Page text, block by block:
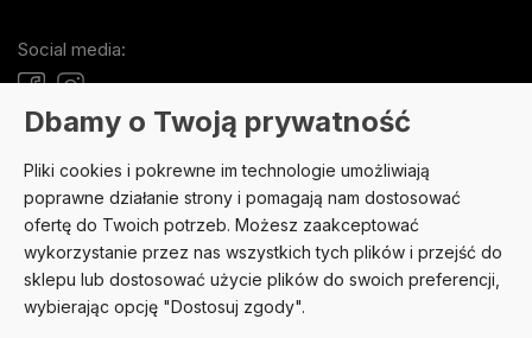
Social media:
POMOC
MOJE KONTO
PŁATNOŚCI I DOSTAWA
Dbamy o Twoją prywatność
Pliki cookies i pokrewne im technologie umożliwiają
poprawne działanie strony i pomagają nam dostosować
ofertę do Twoich potrzeb. Możesz zaakceptować
wykorzystanie przez nas wszystkich tych plików i przejść do
sklepu lub dostosować użycie plików do swoich preferencji,
wybierając opcję "Dostosuj zgody".